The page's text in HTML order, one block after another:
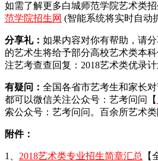
如需了解更多白城师范学院艺术类招
范学院招生网 (智能系统将实时自动
分享礼： 如果内容对你有帮助，请
的艺术生将给予部分高校艺术类本
注艺考查查回复：2018艺术类优录计
有疑问： 全国各省市艺考生和家长
都可以微信关注公众号：艺考问问【
索公众号：艺考问问。百余所艺术类
附件：
1、 2018艺术类专业招生简章汇总